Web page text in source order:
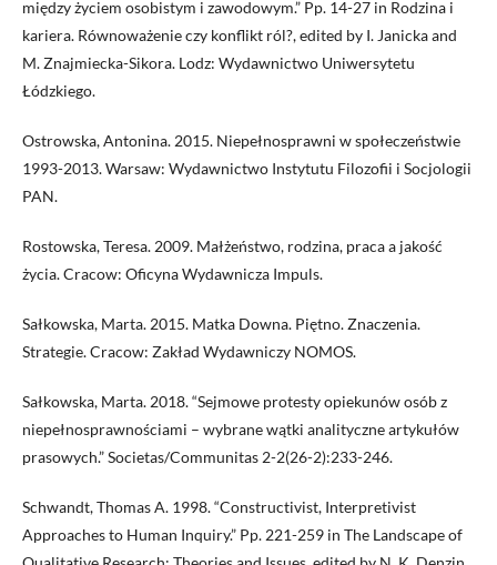
między życiem osobistym i zawodowym.” Pp. 14-27 in Rodzina i
kariera. Równoważenie czy konflikt ról?, edited by I. Janicka and
M. Znajmiecka-Sikora. Lodz: Wydawnictwo Uniwersytetu
Łódzkiego.
Ostrowska, Antonina. 2015. Niepełnosprawni w społeczeństwie
1993-2013. Warsaw: Wydawnictwo Instytutu Filozofii i Socjologii
PAN.
Rostowska, Teresa. 2009. Małżeństwo, rodzina, praca a jakość
życia. Cracow: Oficyna Wydawnicza Impuls.
Sałkowska, Marta. 2015. Matka Downa. Piętno. Znaczenia.
Strategie. Cracow: Zakład Wydawniczy NOMOS.
Sałkowska, Marta. 2018. “Sejmowe protesty opiekunów osób z
niepełnosprawnościami – wybrane wątki analityczne artykułów
prasowych.” Societas/Communitas 2-2(26-2):233-246.
Schwandt, Thomas A. 1998. “Constructivist, Interpretivist
Approaches to Human Inquiry.” Pp. 221-259 in The Landscape of